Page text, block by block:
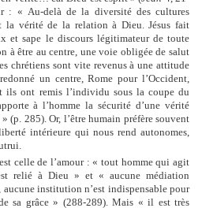
: « Au-delà de la diversité des cultures
la vérité de la relation à Dieu. Jésus fait
et sape le discours légitimateur de toute
à être au centre, une voie obligée de salut
chrétiens sont vite revenus à une attitude
un centre, Rome pour l’Occident,
ils ont remis l’individu sous la coupe du
à l’homme la sécurité d’une vérité
(p. 285). Or, l’être humain préfère souvent
intérieure qui nous rend autonomes,
celle de l’amour : « tout homme qui agit
relié à Dieu » et « aucune médiation
institution n’est indispensable pour
sa grâce » (288-289). Mais « il est très